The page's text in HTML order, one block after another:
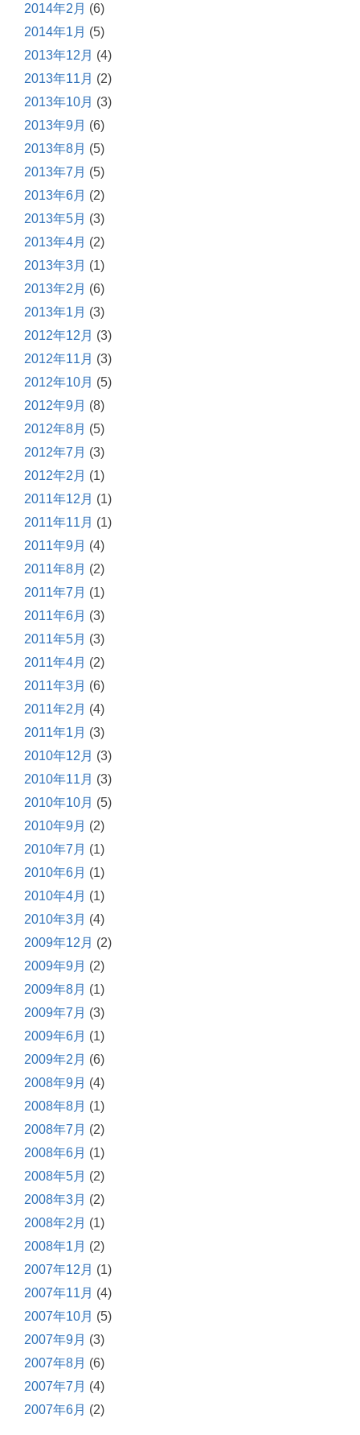
2014年2月 (6)
2014年1月 (5)
2013年12月 (4)
2013年11月 (2)
2013年10月 (3)
2013年9月 (6)
2013年8月 (5)
2013年7月 (5)
2013年6月 (2)
2013年5月 (3)
2013年4月 (2)
2013年3月 (1)
2013年2月 (6)
2013年1月 (3)
2012年12月 (3)
2012年11月 (3)
2012年10月 (5)
2012年9月 (8)
2012年8月 (5)
2012年7月 (3)
2012年2月 (1)
2011年12月 (1)
2011年11月 (1)
2011年9月 (4)
2011年8月 (2)
2011年7月 (1)
2011年6月 (3)
2011年5月 (3)
2011年4月 (2)
2011年3月 (6)
2011年2月 (4)
2011年1月 (3)
2010年12月 (3)
2010年11月 (3)
2010年10月 (5)
2010年9月 (2)
2010年7月 (1)
2010年6月 (1)
2010年4月 (1)
2010年3月 (4)
2009年12月 (2)
2009年9月 (2)
2009年8月 (1)
2009年7月 (3)
2009年6月 (1)
2009年2月 (6)
2008年9月 (4)
2008年8月 (1)
2008年7月 (2)
2008年6月 (1)
2008年5月 (2)
2008年3月 (2)
2008年2月 (1)
2008年1月 (2)
2007年12月 (1)
2007年11月 (4)
2007年10月 (5)
2007年9月 (3)
2007年8月 (6)
2007年7月 (4)
2007年6月 (2)